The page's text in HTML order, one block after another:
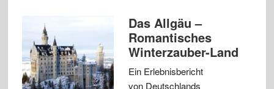
Das Allgäu –
Romantisches
Winterzauber-Land
Ein Erlebnisbericht
von Deutschlands